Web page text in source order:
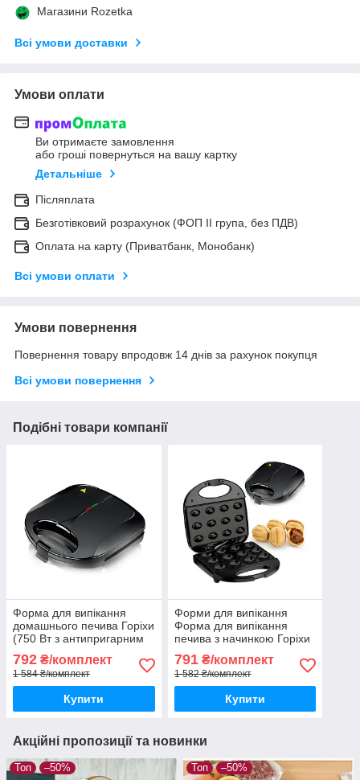
Магазини Rozetka
Всі умови доставки
Умови оплати
Ви отримаєте замовлення
або гроші повернуться на вашу картку
Детальніше
Післяплата
Безготівковий розрахунок (ФОП ІІ група, без ПДВ)
Оплата на карту (Приватбанк, Монобанк)
Всі умови оплати
Умови повернення
Повернення товару впродовж 14 днів за рахунок покупця
Всі умови повернення
Подібні товари компанії
Форма для випікання
домашнього печива Горіхи
(750 Вт з антипригарним
печива Форма для випічки
горіхів
792 ₴/комплект
1 584 ₴/комплект
Купити
Форми для випікання
Форма для випікання
печива з начинкою Горіхи
випікання горіхів
горіховарка
бутербродниця
791₴/комплект
1 582 ₴/комплект
Купити
Акційні пропозиції та новинки
Топ –50% Топ –50%